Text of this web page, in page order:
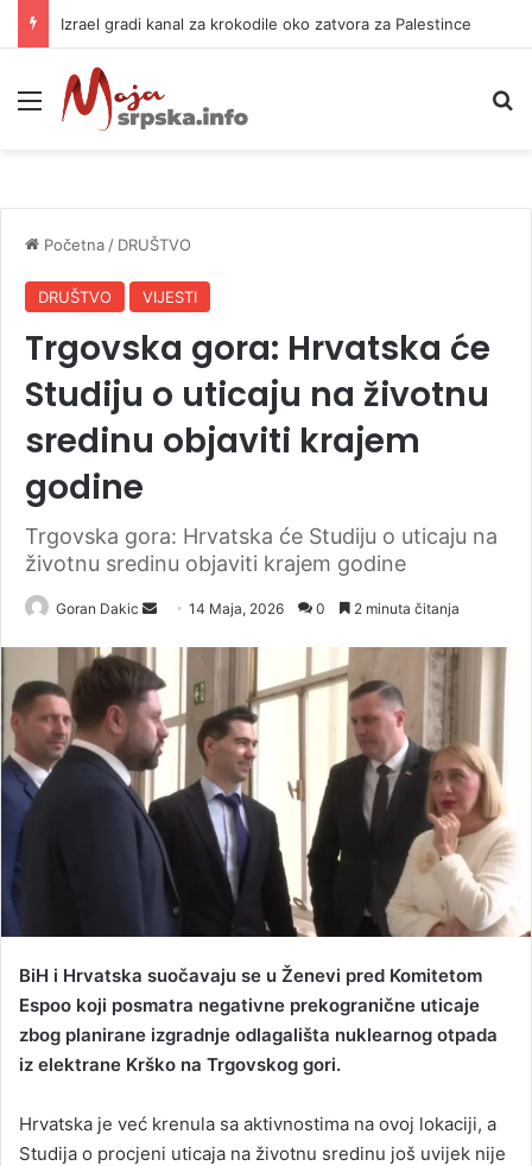
Izrael gradi kanal za krokodile oko zatvora za Palestince
Meni
Početna / DRUŠTVO
DRUŠTVO VIJESTI
Trgovska gora: Hrvatska će
Studiju o uticaju na životnu
sredinu objaviti krajem
godine
Trgovska gora: Hrvatska će Studiju o uticaju na
životnu sredinu objaviti krajem godine
Goran Dakic
d
a
n
m
a
14 Maja, 2026 0 2 minuta čitanja
BiH i Hrvatska suočavaju se u Ženevi pred Komitetom
Espoo koji posmatra negativne prekogranične uticaje
zbog planirane izgradnje odlagališta nuklearnog otpada
iz elektrane Krško na Trgovskog gori.
Hrvatska je već krenula sa aktivnostima na ovoj lokaciji, a
Studija o procjeni uticaja na životnu sredinu još uvijek nije